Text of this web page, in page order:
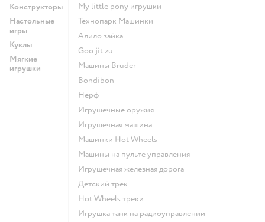
Конструкторы
Настольные
игры
Куклы
Мягкие
игрушки
my little pony игрушки
Технопарк Машинки
Алило зайка
Goo jit zu
Машины Bruder
Bondibon
Нерф
Игрушечные оружия
Игрушечная машина
Машинки Hot Wheels
Машины на пульте управления
Игрушечная железная дорога
Детский трек
Hot Wheels треки
Игрушка танк на радиоуправлении